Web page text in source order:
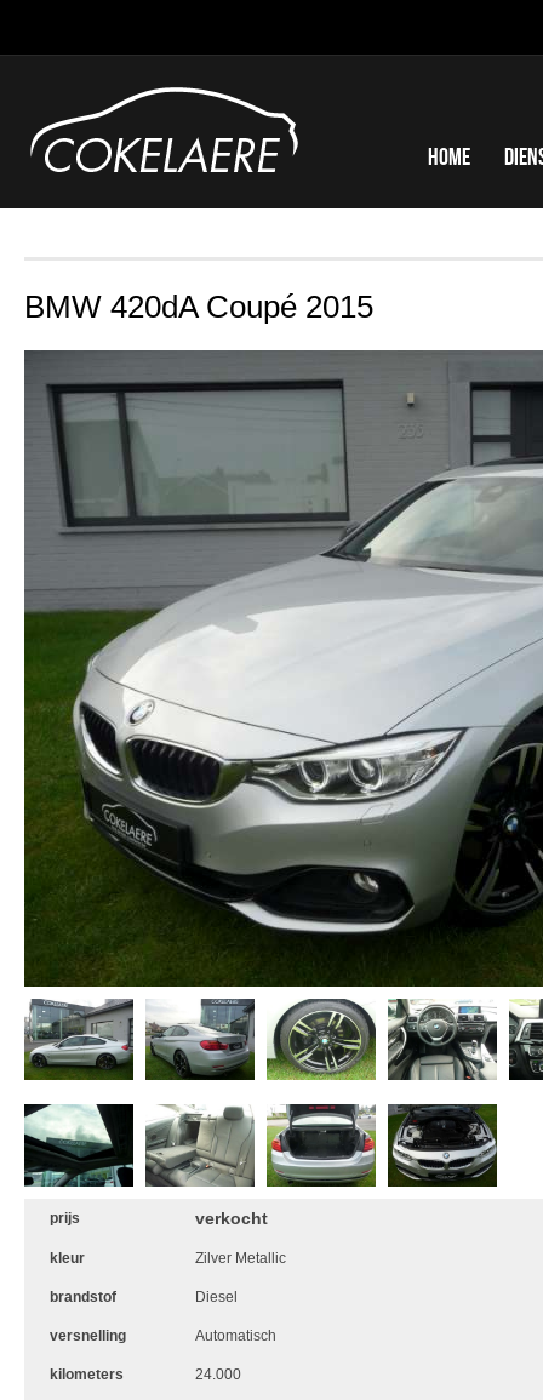
Home
BMW 420dA Coupé 2015
prijs verkocht
kleur Zilver Metallic
brandstof Diesel
versnelling Automatisch
kilometers 24.000